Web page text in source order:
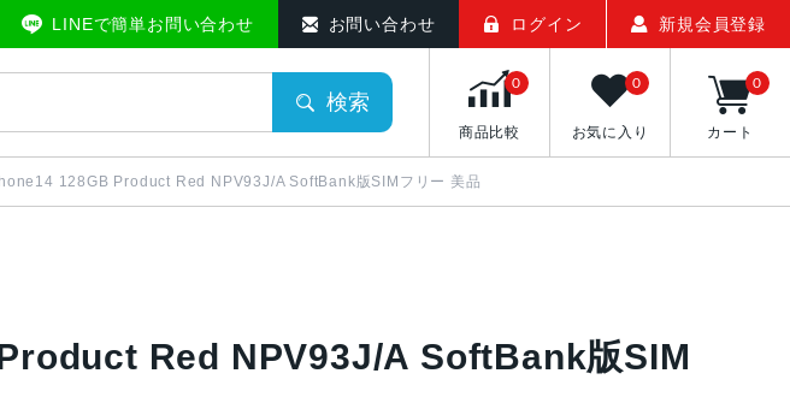
バマーケット
LINEで簡単お問い合わせ お問い合わせ ログイン 新規会員登録
検索
商品比較
0
お気に入り
0
カート
0
128GB Product Red NPV93J/A SoftBank版SIMフリー 美品
Red NPV93J/A SoftBank版SIM